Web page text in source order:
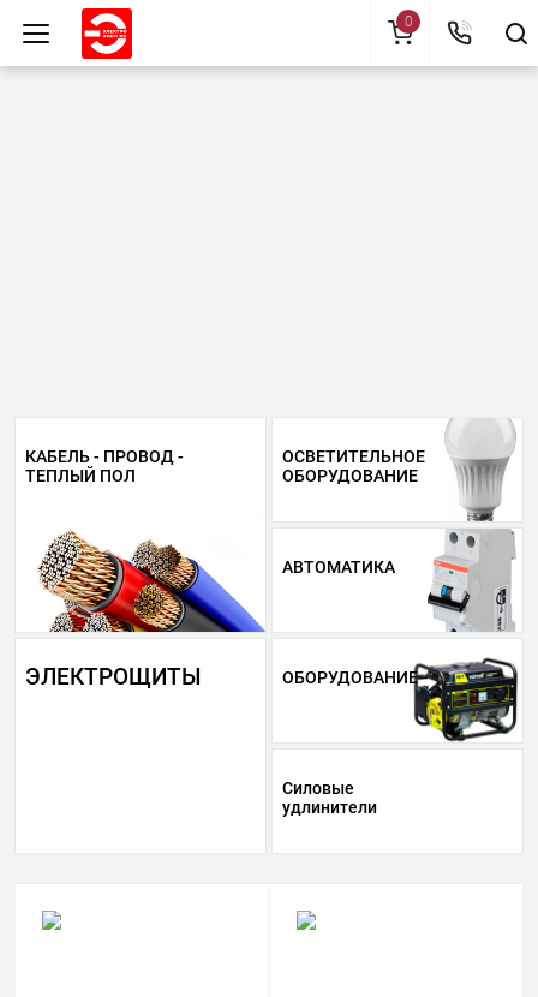
КАБЕЛЬ - ПРОВОД -
ТЕПЛЫЙ ПОЛ
ОСВЕТИТЕЛЬНОЕ
ОБОРУДОВАНИЕ
АВТОМАТИКА
ЭЛЕКТРОЩИТЫ ОБОРУДОВАНИЕ
Силовые
удлинители
0